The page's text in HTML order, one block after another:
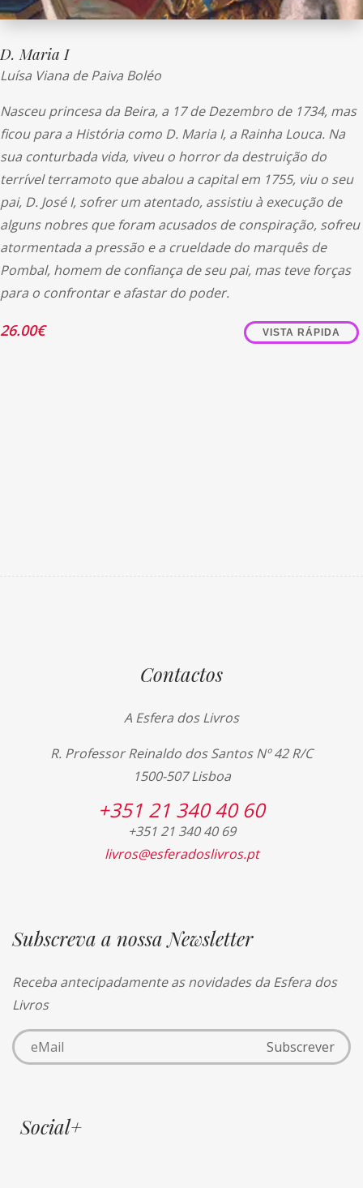
D. Maria I
Luísa Viana de Paiva Boléo
Nasceu princesa da Beira, a 17 de Dezembro de 1734, mas
ficou para a História como D. Maria I, a Rainha Louca. Na
sua conturbada vida, viveu o horror da destruição do
terrível terramoto que abalou a capital em 1755, viu o seu
pai, D. José I, sofrer um atentado, assistiu à execução de
alguns nobres que foram acusados de conspiração, sofreu
atormentada a pressão e a crueldade do marquês de
Pombal, homem de confiança de seu pai, mas teve forças
para o confrontar e afastar do poder.
26.00€ VISTA RÁPIDA
Contactos
A Esfera dos Livros
R. Professor Reinaldo dos Santos Nº 42 R/C
1500-507 Lisboa
+351 21 340 40 60
+351 21 340 40 69
livros@esferadoslivros.pt
Subscreva a nossa Newsletter
Receba antecipadamente as novidades da Esfera dos
Livros
Social+